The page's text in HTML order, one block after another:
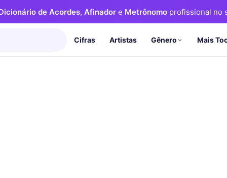
de Acordes, Afinadore Metrônomoprofissional no
Cifras Artistas Gênero Mais